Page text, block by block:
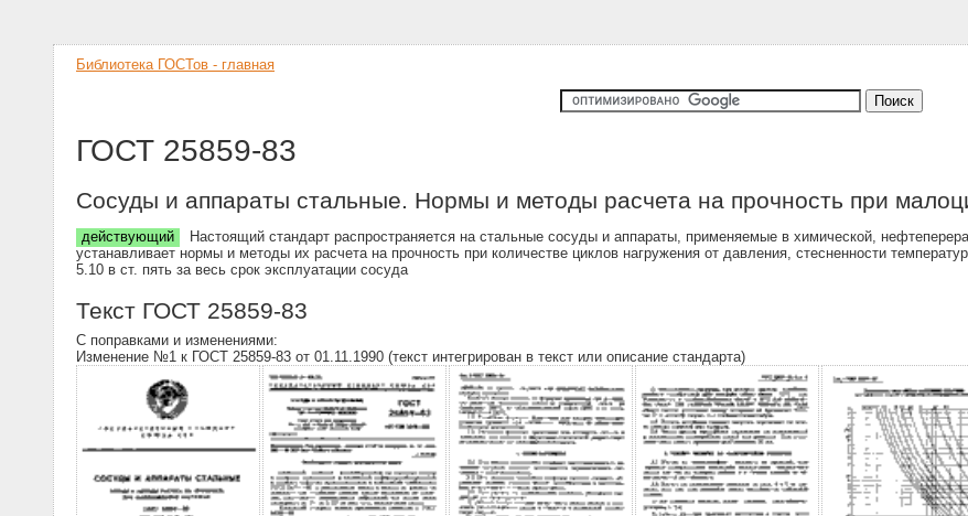
Библиотека ГОСТов - главная
ГОСТ 25859-83
Сосуды и аппараты стальные. Нормы и методы расчета на прочность при
действующий
Настоящий стандарт распространяется на стальные сосуды и аппараты, применяемые в химической,
устанавливает нормы и методы их расчета на прочность при количестве циклов нагружения от давления, стесненности
5.10 в ст. пять за весь срок эксплуатации сосуда
Текст ГОСТ 25859-83
С поправками и изменениями:
Изменение №1 к ГОСТ 25859-83 от 01.11.1990 (текст интегрирован в текст или описание стандарта)